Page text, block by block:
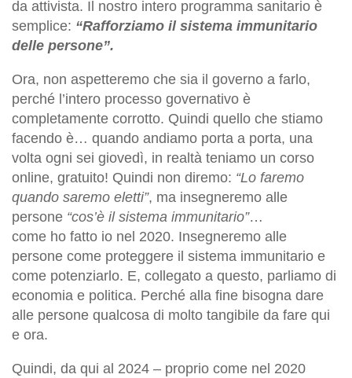
da attivista. Il nostro intero programma sanitario è
semplice: “Rafforziamo il sistema immunitario
delle persone”.
Ora, non aspetteremo che sia il governo a farlo,
perché l’intero processo governativo è
completamente corrotto. Quindi quello che stiamo
facendo è… quando andiamo porta a porta, una
volta ogni sei giovedì, in realtà teniamo un corso
online, gratuito! Quindi non diremo: “Lo faremo
quando saremo eletti”, ma insegneremo alle
persone “cos’è il sistema immunitario”…
come ho fatto io nel 2020. Insegneremo alle
persone come proteggere il sistema immunitario e
come potenziarlo. E, collegato a questo, parliamo di
economia e politica. Perché alla fine bisogna dare
alle persone qualcosa di molto tangibile da fare qui
e ora.
Quindi, da qui al 2024 – proprio come nel 2020